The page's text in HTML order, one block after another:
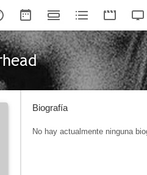
Biografía
No hay actualmente ninguna